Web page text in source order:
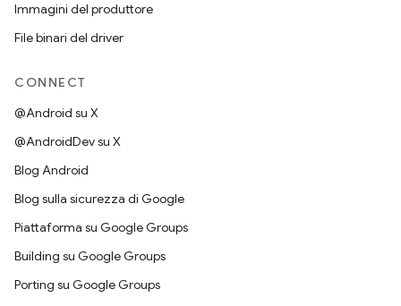
Immagini del produttore
File binari del driver
CONNECT
@Android su X
@AndroidDev su X
Blog Android
Blog sulla sicurezza di Google
Piattaforma su Google Groups
Building su Google Groups
Porting su Google Groups